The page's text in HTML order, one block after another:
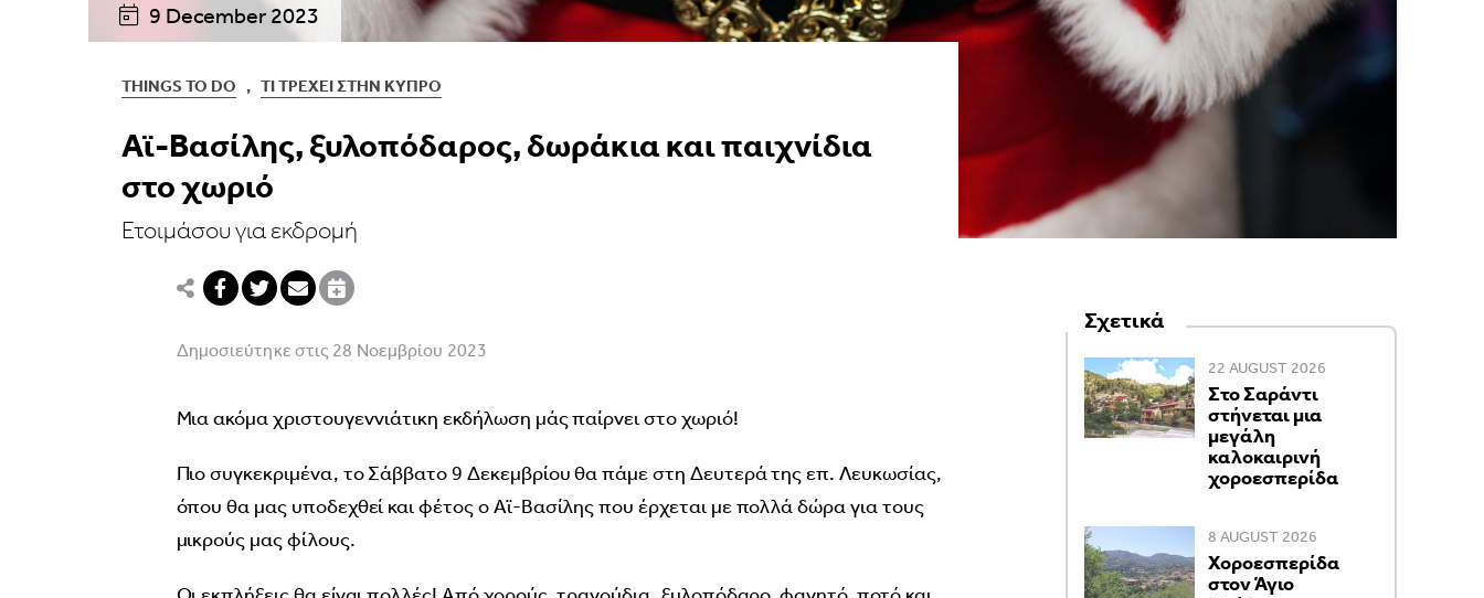
9 December 2023
THINGS TO DO , ΤΙ ΤΡΈΧΕΙ ΣΤΗΝ ΚΎΠΡΟ
Αϊ-Βασίλης, ξυλοπόδαρος, δωράκια και παιχνίδια
στο χωριό
Ετοιμάσου για εκδρομή
Δημοσιεύτηκε στις 28 Νοεμβρίου 2023
Μια ακόμα χριστουγεννιάτικη εκδήλωση μάς παίρνει στο χωριό!
Πιο συγκεκριμένα, το Σάββατο 9 Δεκεμβρίου θα πάμε στη Δευτερά της επ. Λευκωσίας,
όπου θα μας υποδεχθεί και φέτος ο Αϊ-Βασίλης που έρχεται με πολλά δώρα για τους
μικρούς μας φίλους.
Σχετικά
22 AUGUST 2026
Στο Σαράντι
στήνεται μια
μεγάλη
καλοκαιρινή
χοροεσπερίδα
8 AUGUST 2026
Χοροεσπερίδα
στον Άγιο